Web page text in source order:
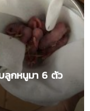
ลูกหนูมา 6 ตัว